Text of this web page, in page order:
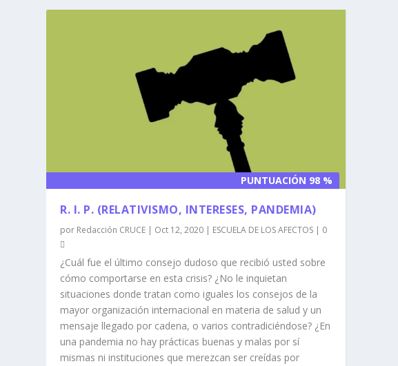
PUNTUACIÓN 98 %
R. I. P. (RELATIVISMO, INTERESES, PANDEMIA)
por Redacción CRUCE | Oct 12, 2020 | ESCUELA DE LOS AFECTOS | 0
¿Cuál fue el último consejo dudoso que recibió usted sobre
cómo comportarse en esta crisis? ¿No le inquietan
situaciones donde tratan como iguales los consejos de la
mayor organización internacional en materia de salud y un
mensaje llegado por cadena, o varios contradiciéndose? ¿En
una pandemia no hay prácticas buenas y malas por sí
mismas ni instituciones que merezcan ser creídas por